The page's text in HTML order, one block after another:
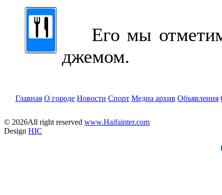
Его мы
джемом.
Главная О городе Новости Спорт Медиа архив Объявления
© 2026All right reserved www.Haifainter.com
Design HIC